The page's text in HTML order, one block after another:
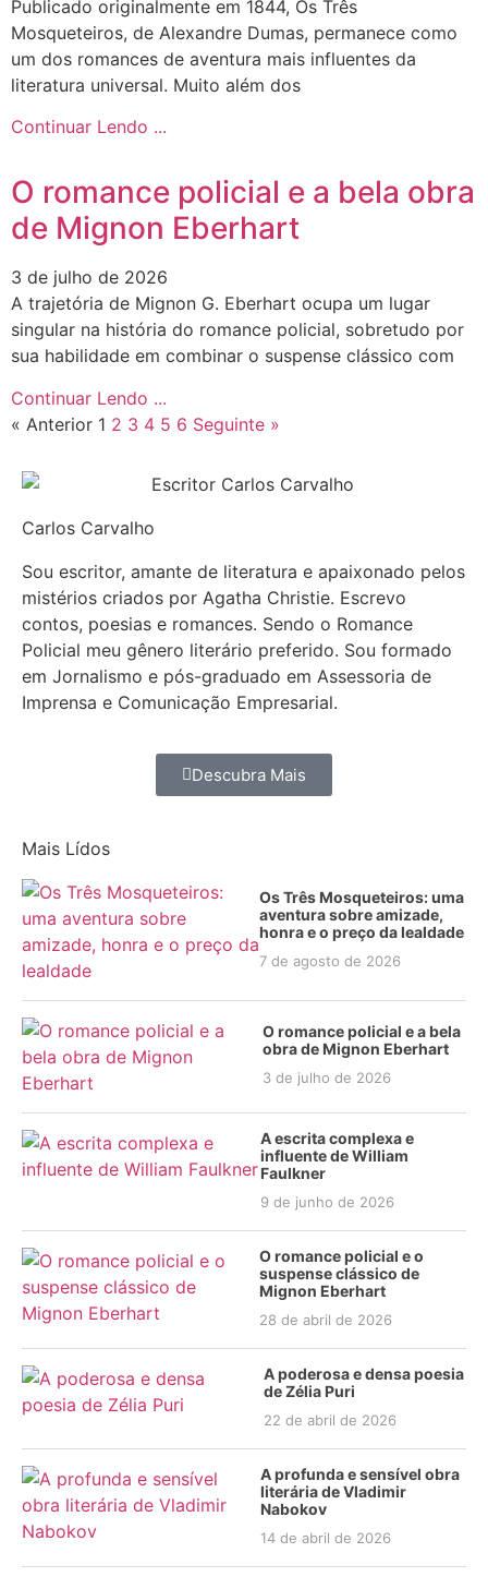
Publicado originalmente em 1844, Os Três
Mosqueteiros, de Alexandre Dumas, permanece como
um dos romances de aventura mais influentes da
literatura universal. Muito além dos
Continuar Lendo ...
O romance policial e a bela obra
de Mignon Eberhart
3 de julho de 2026
A trajetória de Mignon G. Eberhart ocupa um lugar
singular na história do romance policial, sobretudo por
sua habilidade em combinar o suspense clássico com
Continuar Lendo ...
« Anterior 1 2 3 4 5 6 Seguinte »
Carlos Carvalho
Sou escritor, amante de literatura e apaixonado pelos
mistérios criados por Agatha Christie. Escrevo
contos, poesias e romances. Sendo o Romance
Policial meu gênero literário preferido. Sou formado
em Jornalismo e pós-graduado em Assessoria de
Imprensa e Comunicação Empresarial.
Descubra Mais
Mais Lídos
Os Três Mosqueteiros: uma
aventura sobre amizade,
honra e o preço da lealdade
7 de agosto de 2026
O romance policial e a bela
obra de Mignon Eberhart
3 de julho de 2026
A escrita complexa e
influente de William
Faulkner
9 de junho de 2026
O romance policial e o
suspense clássico de
Mignon Eberhart
28 de abril de 2026
A poderosa e densa poesia
de Zélia Puri
22 de abril de 2026
A profunda e sensível obra
literária de Vladimir
Nabokov
14 de abril de 2026